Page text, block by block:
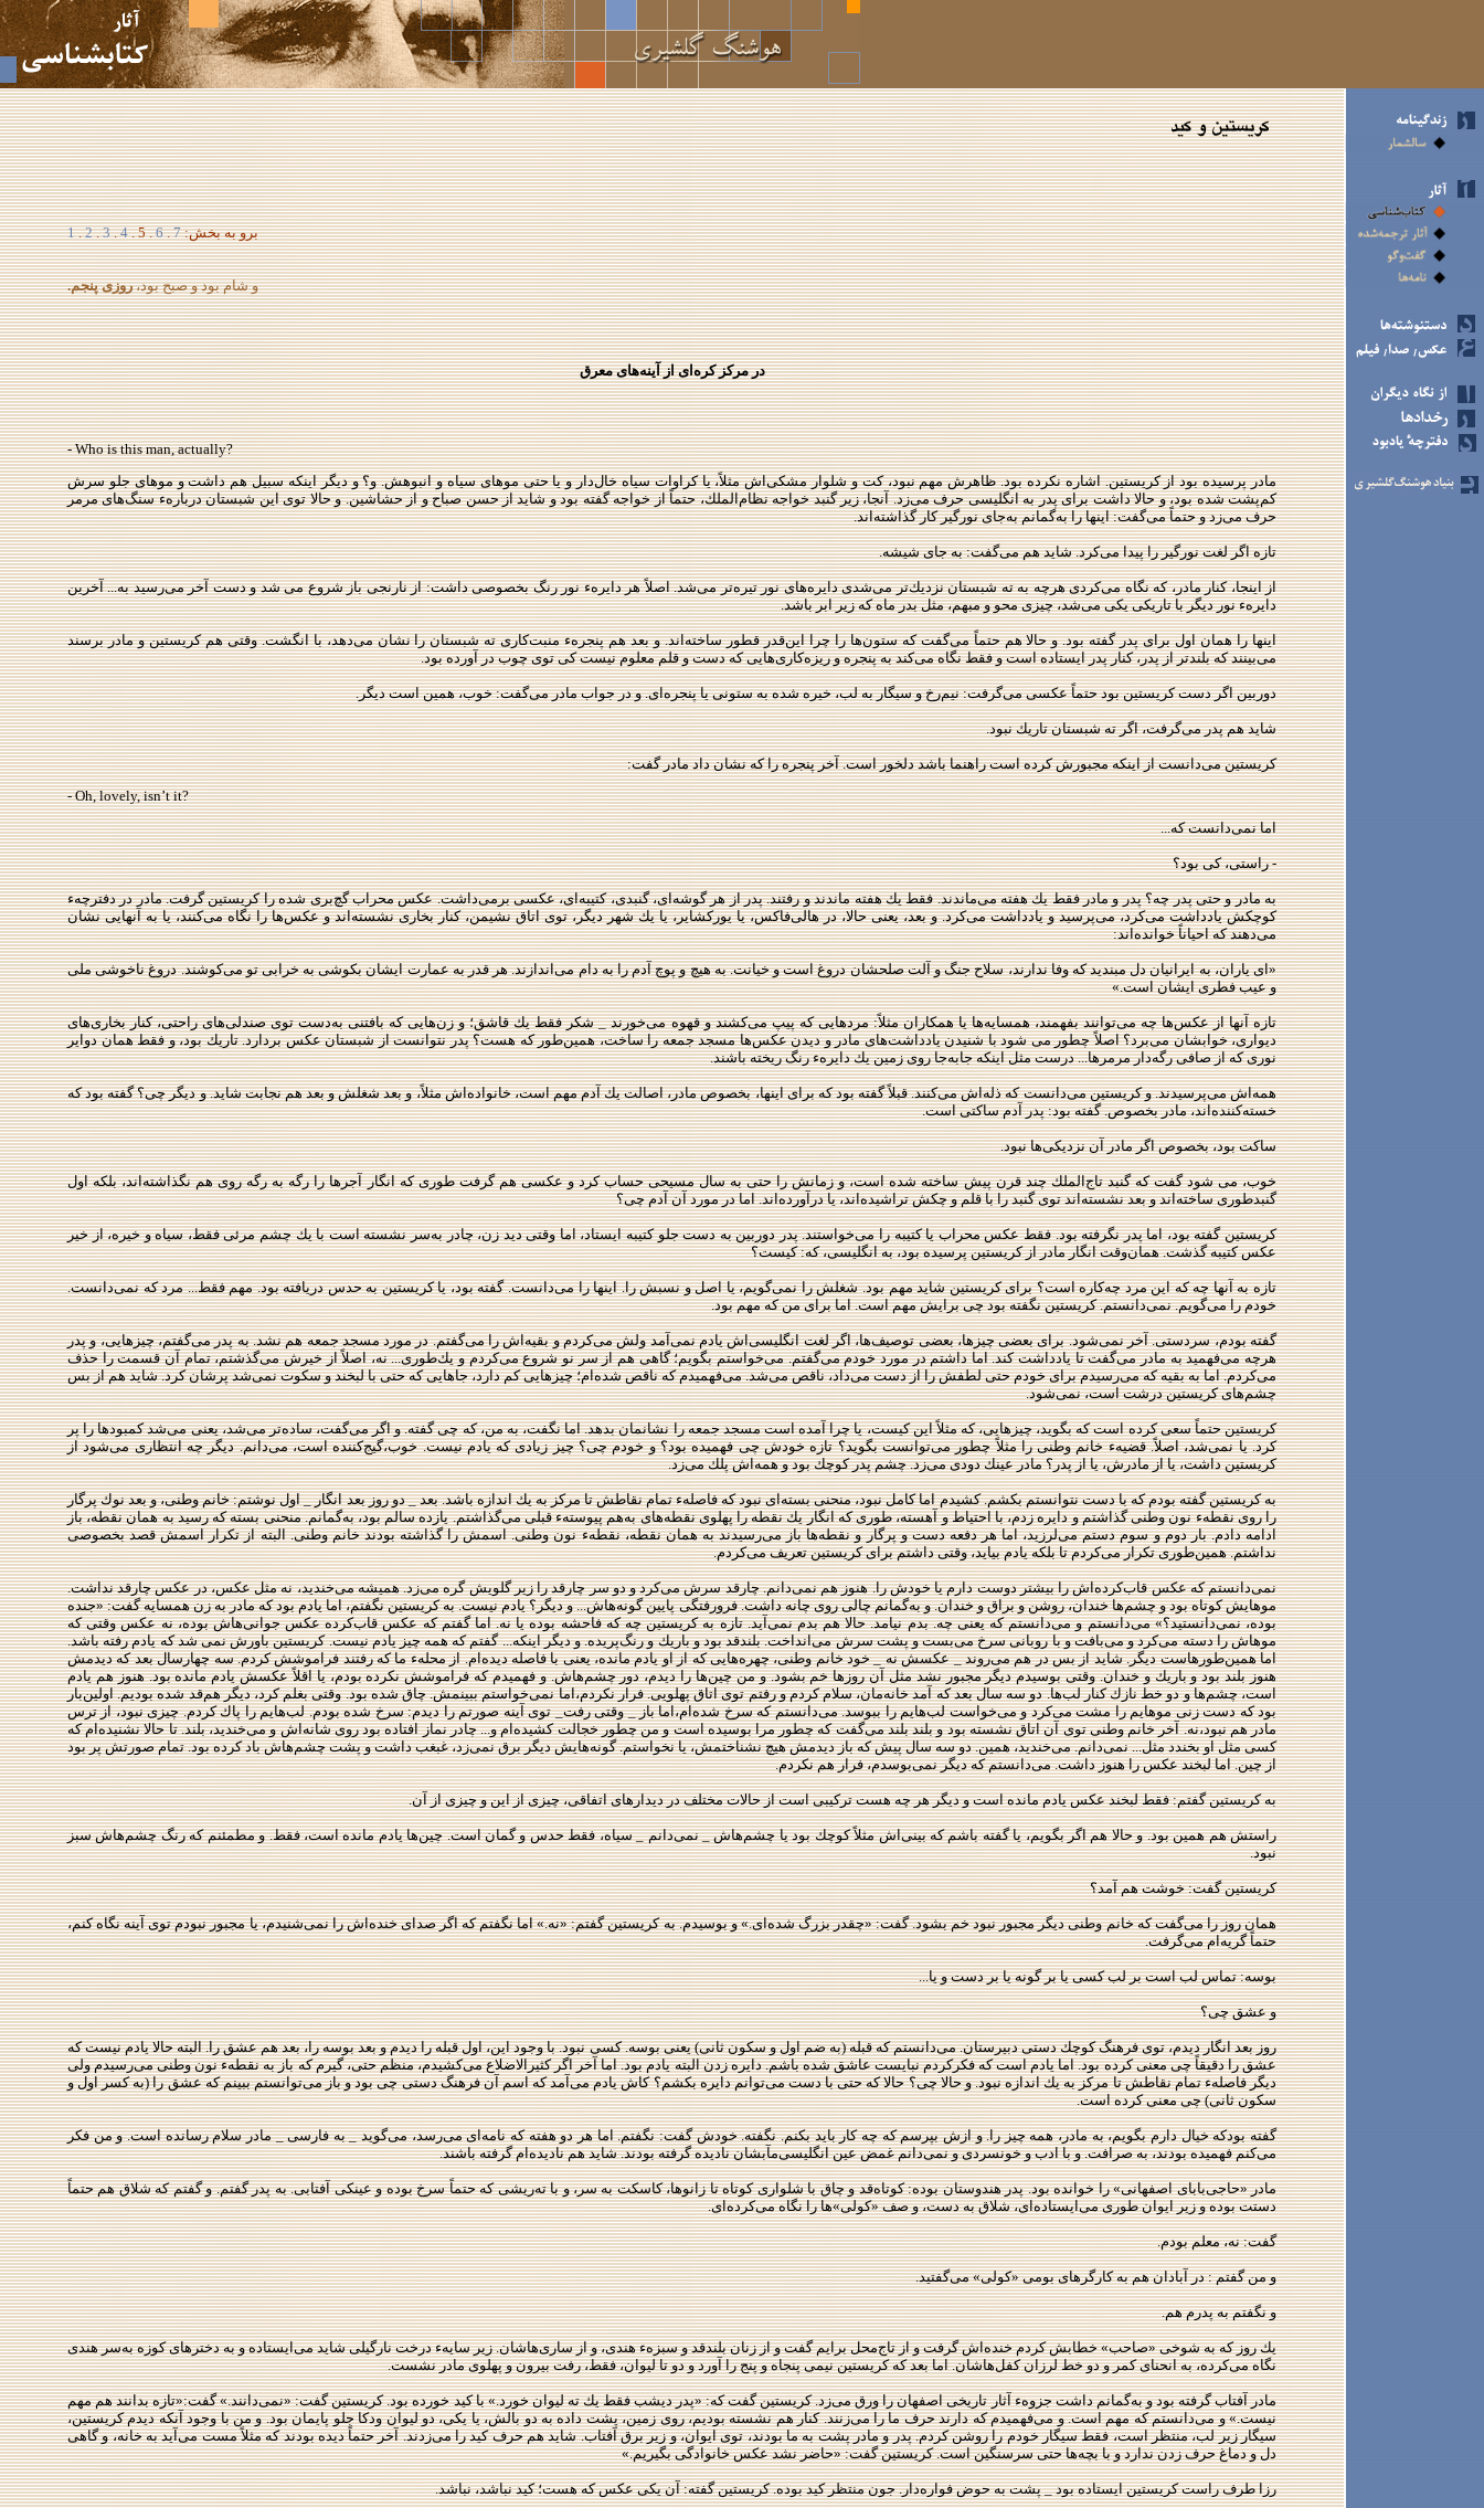
برو به بخش:7
.
6
. 5 .
4
.
3
.
2
.
1
و شام بود و صبح بود،روزی پنجم.
در مركز كره‌ای از آینه‌های معرق
- Who is this man, actually?
مادر پرسیده بود از كریستین. اشاره نكرده بود. ظاهرش مهم نبود، كت و شلوار مشكی‌اش مثلاً، یا كراوات سیاه خال‌دار و یا حتی موهای سیاه و انبوهش. و؟ و دیگر اینكه سبیل هم داشت و موهای جلو سرش
كم‌پشت شده بود، و حالا داشت برای پدر به انگلیسی حرف می‌زد. آنجا، زیر گنبد خواجه نظام‌الملك، حتماً از خواجه گفته بود و شاید از حسن صباح و از حشاشین. و حالا توی این شبستان دربارهء سنگ‌های مرمر
حرف می‌زد و حتماً می‌گفت: اینها را به‌گمانم به‌جای نورگیر كار گذاشته‌اند.
تازه اگر لغت نورگیر را پیدا می‌كرد. شاید هم می‌گفت: به‌ جای شیشه.
از اینجا، كنار مادر، كه نگاه می‌كردی هرچه به ته شبستان نزدیك‌تر می‌شدی دایره‌های نور تیره‌تر می‌شد. اصلاً هر دایرهء نور رنگ بخصوصی داشت: از نارنجی باز شروع می شد و دست ‌آخر می‌رسید به... آخرین
دایرهء نور دیگر با تاریكی یكی می‌شد،‌ چیزی محو و مبهم، مثل بدر ماه كه زیر ابر باشد.
اینها را همان اول برای پدر گفته بود. و حالا هم حتماً می‌گفت كه ستون‌ها را چرا این‌قدر قطور ساخته‌اند. و بعد هم پنجرهء‌ منبت‌كاری ته شبستان را نشان می‌دهد، با انگشت. وقتی هم كریستین و مادر برسند
می‌بینند كه بلندتر از پدر، كنار پدر ایستاده است و فقط نگاه می‌كند به پنجره و ریزه‌كاری‌هایی كه دست و قلم معلوم نیست كی توی چوب در آورده‌ بود.
دوربین اگر دست كریستین بود حتماً عكسی می‌گرفت: نیم‌رخ و سیگار به لب، خیره شده به ستونی یا پنجره‌ای. و در جواب مادر می‌گفت: خوب، همین است دیگر.
شاید هم پدر می‌گرفت، اگر ته شبستان تاریك نبود.
كریستین می‌دانست از اینكه مجبورش كرده است راهنما باشد دلخور است. آخر پنجره را كه نشان ‌داد مادر گفت:
- Oh, lovely, isn’t it?
اما نمی‌دانست كه...
- راستی، كی بود؟
به مادر و حتی پدر چه؟ پدر و مادر فقط یك هفته می‌ماندند. فقط یك هفته ماندند و رفتند. پدر از هر گوشه‌ای، گنبدی، كتیبه‌ای، عكسی برمی‌داشت. عكس محراب گچ‌بری شده را كریستین گرفت. مادر در دفترچهء
كوچكش یادداشت می‌كرد، می‌پرسید و یادداشت می‌كرد. و بعد، یعنی حالا، در هالی‌فاكس، یا یوركشایر، یا یك شهر دیگر، توی اتاق نشیمن، كنار بخاری نشسته‌اند و عكس‌ها را نگاه می‌كنند، یا به آنهایی نشان
می‌دهند كه احیاناً خوانده‌اند:
«ای یاران، به ایرانیان دل مبندید كه وفا ندارند، سلاح جنگ و آلت صلحشان دروغ است و خیانت. به هیچ ‌و پوچ آدم را به دام می‌اندازند. هر قدر به عمارت ایشان بكوشی به خرابی تو می‌كوشند. دروغ ناخوشی ملی
و عیب فطری ایشان است.»
تازه آنها از عكس‌ها چه می‌توانند بفهمند، همسایه‌ها یا همكاران مثلاً: مردهایی كه پیپ می‌كشند و قهوه می‌خورند _ شكر فقط یك قاشق؛ و زن‌هایی كه بافتنی به‌دست توی صندلی‌های راحتی، كنار بخاری‌های
دیواری، خوابشان می‌برد؟ اصلاً چطور می شود با شنیدن یادداشت‌های مادر و دیدن عكس‌ها مسجد جمعه را ساخت، همین‌طور كه هست؟ پدر نتوانست از شبستان‌ عكس بردارد. تاریك بود، و فقط همان دوایر
نوری كه از صافی رگه‌دار مرمرها... درست مثل اینكه جا‌به‌جا روی زمین یك دایرهء رنگ ریخته باشند.
همه‌اش می‌پرسیدند. و كریستین می‌دانست كه ذله‌اش می‌كنند. قبلاً گفته بود كه برای اینها، بخصوص مادر، اصالت یك آدم مهم است، خانواده‌اش مثلاً،‌ و بعد شغلش و بعد هم نجابت شاید. و دیگر چی؟ گفته بود كه
خسته‌كننده‌اند، مادر بخصوص. گفته بود: پدر آدم ساكتی است.
ساكت بود، بخصوص اگر مادر آن نزدیكی‌ها نبود.
خوب، می شود گفت كه گنبد تاج‌الملك چند قرن پیش ساخته شده است،‌ و زمانش را حتی به سال مسیحی حساب كرد و عكسی هم گرفت طوری كه انگار آجرها را رگه ‌به ‌رگه روی هم نگذاشته‌اند، بلكه اول
گنبدطوری ساخته‌اند و بعد نشسته‌اند توی گنبد را با قلم و چكش تراشیده‌اند، یا درآورده‌اند. اما در مورد آن آدم چی؟
كریستین گفته بود، اما پدر نگرفته بود. فقط عكس محراب یا كتیبه را می‌خواستند. پدر دوربین به دست جلو كتیبه ایستاد، اما وقتی دید زن، چادر به‌سر نشسته است با یك چشم مرئی فقط، سیاه و خیره، از خیر
عكس كتیبه گذشت. همان‌وقت انگار مادر از كریستین پرسیده بود، به انگلیسی، كه: كیست؟
تازه به آنها چه كه این مرد چه‌كاره است؟ برای كریستین شاید مهم بود. شغلش را نمی‌گویم، یا اصل و نسبش را. اینها را می‌دانست. گفته بود، یا كریستین به حدس دریافته بود. مهم فقط... مرد كه نمی‌دانست.
خودم را می‌گویم. نمی‌دانستم. كریستین نگفته بود چی برایش مهم است. اما برای من كه مهم بود.
گفته بودم، سردستی. آخر نمی‌شود. برای بعضی چیزها، بعضی توصیف‌ها، اگر لغت انگلیسی‌اش یادم نمی‌آمد ولش می‌كردم و بقیه‌اش را می‌گفتم. در مورد مسجد جمعه هم نشد. به پدر می‌گفتم، چیزهایی، و پدر
هرچه می‌فهمید به مادر می‌گفت تا یادداشت كند. اما داشتم در مورد خودم می‌گفتم. می‌خواستم بگویم؛ گاهی هم از سر نو شروع می‌كردم و یك‌طوری... نه، اصلاً از خیرش می‌گذشتم، تمام آن قسمت را حذف
می‌كردم. اما به بقیه كه می‌رسیدم برای خودم حتی لطفش را از دست می‌داد، ناقص می‌شد. می‌فهمیدم كه ناقص شده‌ام؛ چیزهایی كم دارد، جاهایی كه حتی با لبخند و سكوت نمی‌شد پرشان كرد. شاید هم از بس
چشم‌های كریستین درشت است، نمی‌شود.
كریستین حتماً سعی كرده است كه بگوید، چیزهایی، كه مثلاً این كیست، یا چرا آمده است مسجد جمعه را نشانمان بدهد. اما نگفت، به من، كه چی گفته. و اگر می‌گفت، ساده‌تر می‌شد، یعنی می‌شد كمبودها را پر
كرد. یا نمی‌شد، اصلاً. قضیهء خانم وطنی را مثلاً چطور می‌توانست بگوید؟ تازه خودش چی فهمیده بود؟ و خودم چی؟ چیز زیادی كه یادم نیست. خوب،گیج‌كننده است، می‌دانم. دیگر چه انتظاری می‌شود از
كریستین داشت، یا از مادرش، یا از پدر؟ مادر عینك دودی می‌زد. چشم پدر كوچك بود و همه‌اش پلك می‌زد.
به كریستین گفته بودم كه با دست نتوانستم بكشم. كشیدم اما كامل نبود، منحنی بسته‌ای نبود كه فاصلهء تمام نقاطش تا مركز به یك اندازه باشد. بعد _ دو روز بعد انگار _ اول نوشتم: خانم وطنی، و بعد نوك پرگار
را روی نقطهء نون وطنی گذاشتم و دایره زدم، با احتیاط و آهسته، طوری كه انگار یك نقطه را پهلوی نقطه‌های به‌هم پیوستهء قبلی می‌گذاشتم. یازده سالم بود، به‌گمانم. منحنی بسته كه رسید به همان نقطه، باز
ادامه دادم. بار دوم و سوم دستم می‌لرزید، اما هر دفعه دست و پرگار و نقطه‌ها باز می‌رسیدند به همان نقطه، نقطهء نون وطنی. اسمش را گذاشته بودند خانم وطنی. البته از تكرار اسمش قصد بخصوصی
نداشتم. همین‌طوری تكرار می‌كردم تا بلكه یادم بیاید، وقتی داشتم برای كریستین تعریف می‌كردم.
نمی‌دانستم كه عكس قاب‌كرده‌اش را بیشتر دوست دارم یا خودش را. هنوز هم نمی‌دانم. چارقد سرش می‌كرد و دو سر چارقد را زیر گلویش گره می‌زد. همیشه می‌خندید، نه مثل عكس، در عكس چارقد نداشت.
موهایش كوتاه بود و چشم‌ها خندان، روشن و براق و خندان. و به‌گمانم چالی روی چانه داشت. فرورفتگی پایین گونه‌هاش... و دیگر؟ یادم نیست. به كریستین نگفتم،‌ اما یادم بود كه مادر به زن همسایه گفت: «جنده
بوده، نمی‌دانستید؟» می‌دانستم و می‌دانستم كه یعنی چه. بدم نیامد. حالا هم بدم نمی‌آید. تازه به كریستین چه كه فاحشه بوده‌ یا نه. اما گفتم كه عكس قاب‌كرده عكس جوانی‌هاش بوده، نه عكس وقتی كه
موهاش را دسته می‌كرد و می‌بافت و با روبانی سرخ می‌بست و پشت سرش می‌انداخت. بلندقد بود و باریك و رنگ‌پریده. و دیگر اینكه... گفتم كه همه‌ چیز یادم نیست. كریستین باورش نمی شد كه یادم رفته باشد.
اما همین‌طورهاست دیگر. شاید از بس در هم می‌روند _ عكسش نه _ خود خانم وطنی، چهره‌هایی كه از او یادم مانده، یعنی با فاصله دیده‌ام. از محلهء ما كه رفتند فراموشش كردم. سه چهارسال بعد كه دیدمش
هنوز بلند بود و باریك و خندان. وقتی بوسیدم دیگر مجبور نشد مثل آن روزها خم بشود. و من چین‌ها را دیدم، دور چشم‌هاش. و فهمیدم كه فراموشش نكرده بودم، یا اقلاً عكسش یادم مانده بود. هنوز هم یادم
است، چشم‌ها و دو خط نازك كنار لب‌ها. دو سه سال بعد كه آمد خانه‌مان، سلام كردم و رفتم توی اتاق پهلویی. فرار نكردم،‌اما نمی‌خواستم ببینمش. چاق شده بود. وقتی بغلم كرد، دیگر هم‌قد شده بودیم. اولین‌بار
بود كه دست زنی موهایم را مشت می‌كرد و می‌خواست لب‌هایم را ببوسد. می‌دانستم كه سرخ شده‌ام،‌اما باز _ وقتی رفت_ توی آینه صورتم را دیدم: سرخ شده بودم. لب‌هایم را پاك كردم. چیزی نبود، از ترس
مادر هم نبود،‌نه. آخر خانم وطنی توی آن اتاق نشسته بود و بلند بلند می‌گفت كه چطور مرا بوسیده است و من چطور خجالت كشیده‌ام و... چادر نماز افتاده بود روی شانه‌اش و می‌خندید، بلند. تا حالا نشنیده‌ام كه
كسی مثل او بخندد مثل... نمی‌دانم. می‌خندید، همین. دو سه سال پیش كه باز دیدمش هیچ نشناختمش، یا نخواستم. گونه‌هایش دیگر برق نمی‌زد، غبغب داشت و پشت چشم‌هاش باد كرده بود. تمام صورتش پر بود
از چین. اما لبخند عكس را هنوز داشت. می‌دانستم كه دیگر نمی‌بوسدم، فرار هم نكردم.
به كریستین گفتم: فقط لبخند عكس یادم مانده است و دیگر هر چه هست تركیبی است از حالات مختلف در دیدارهای اتفاقی،‌ چیزی از این و چیزی از آن.
راستش هم همین بود. و حالا هم اگر بگویم،‌ یا گفته باشم كه بینی‌اش مثلاً كوچك بود یا چشم‌هاش _ نمی‌دانم _ سیاه، فقط حدس و گمان است. چین‌ها یادم مانده است، فقط. و مطمئنم كه رنگ چشم‌هاش سبز
نبود.
كریستین گفت: خوشت هم آمد؟
همان روز را می‌گفت كه خانم وطنی دیگر مجبور نبود خم بشود. گفت: «چقدر بزرگ شده‌ای.» و بوسیدم. به كریستین گفتم: «نه.» اما نگفتم كه اگر صدای خنده‌اش را نمی‌شنیدم، یا مجبور نبودم توی آینه نگاه كنم،
حتماً گریه‌ام می‌گرفت.
بوسه: تماس لب است بر لب كسی یا بر گونه یا بر دست و یا...
و عشق چی؟
روز بعد انگار دیدم، توی فرهنگ كوچك دستی دبیرستان. می‌دانستم كه قبله (به ضم اول و سكون ثانی) یعنی بوسه. كسی نبود. با وجود این، اول قبله را دیدم و بعد بوسه را، بعد هم عشق را. البته حالا یادم نیست كه
عشق را دقیقاً چی معنی كرده بود. اما یادم است كه فكركردم نبایست عاشق شده باشم. دایره زدن البته یادم بود. اما آخر اگر كثیرالاضلاع می‌كشیدم، منظم حتی، گیرم كه باز به نقطهء نون وطنی می‌رسیدم ولی
دیگر فاصلهء تمام نقاطش تا مركز به یك اندازه نبود. و حالا چی؟ حالا كه حتی با دست می‌توانم دایره بكشم؟ كاش یادم می‌آمد كه اسم آن فرهنگ دستی چی بود و باز می‌توانستم ببینم كه عشق را (به كسر اول و
سكون ثانی) چی معنی كرده است.
گفته بودكه خیال دارم بگویم، به مادر، همه‌ چیز را. و ازش بپرسم كه چه ‌كار باید بكنم. نگفته. خودش گفت: نگفتم. اما هر دو هفته كه نامه‌ای می‌رسد، می‌گوید _ به فارسی _ مادر سلام رسانده است. و من فكر
می‌كنم فهمیده بودند، به صرافت. و با ادب و خونسردی و نمی‌دانم غمض ‌عین انگلیسی‌مآبشان نادیده گرفته بودند. شاید هم نادیده‌ام گرفته باشند.
مادر «حاجی‌بابای اصفهانی» را خوانده بود. پدر هندوستان بوده: كوتاه‌قد و چاق با شلواری كوتاه تا زانوها، كاسكت به سر، و با ته‌ریشی كه حتماً سرخ بوده و عینكی آفتابی. به پدر گفتم. و گفتم كه شلاق هم حتماً
دستت بوده و زیر ایوان طوری می‌ایستاده‌ای، ‌شلاق به دست، و صف «كولی»‌ها را نگاه می‌كرده‌ای.
گفت: نه، معلم بودم.
و من گفتم : در آبادان هم به كارگرهای بومی «كولی» می‌گفتید.
و نگفتم به پدرم هم.
یك روز كه به شوخی «صاحب» خطابش كردم خنده‌اش گرفت و از تاج‌محل برایم گفت و از زنان بلندقد و سبزهء هندی، و از ساری‌هاشان. زیر سایهء درخت نارگیلی شاید می‌ایستاده و به دخترهای كوزه به‌سر هندی
نگاه می‌كرده، به انحنای كمر و دو خط لرزان كفل‌هاشان. اما بعد كه كریستین نیمی پنجاه‌ و پنج را آورد و دو تا لیوان، فقط، رفت بیرون و پهلوی مادر نشست.
مادر آفتاب گرفته بود و به‌گمانم داشت جزوهء آثار تاریخی اصفهان را ورق می‌زد. كریستین گفت كه: «پدر دیشب فقط یك ته لیوان خورد.» با كید خورده بود. كریستین گفت: «نمی‌دانند.» گفت:«تازه بدانند هم مهم
نیست.» و می‌دانستم كه مهم است. و می‌فهمیدم كه دارند حرف ما را می‌زنند. كنار هم نشسته بودیم، روی زمین، پشت داده به دو بالش، یا یكی، دو لیوان ودكا جلو پایمان بود. و من با وجود آنكه دیدم كریستین،
سیگار زیر لب، منتظر است، فقط سیگار خودم را روشن كردم. پدر و مادر پشت به ما بودند، توی ایوان، و زیر برق آفتاب. شاید هم حرف كید را می‌زدند. آخر حتماً دیده بودند كه مثلاً مست می‌آید به خانه، و گاهی
دل ‌و دماغ حرف زدن ندارد و با بچه‌ها حتی سرسنگین است. كریستین گفت: «حاضر نشد عكس خانوادگی بگیریم.»
رزا طرف راست كریستین ایستاده بود _ پشت به حوض فواره‌دار. جون منتظر كید بوده. كریستین گفته: آن یكی عكس كه هست؛ كید نباشد، نباشد.